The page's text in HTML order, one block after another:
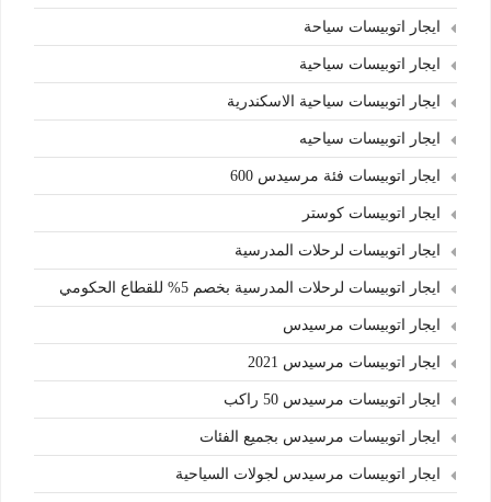
ايجار اتوبيسات سياحة
ايجار اتوبيسات سياحية
ايجار اتوبيسات سياحية الاسكندرية
ايجار اتوبيسات سياحيه
ايجار اتوبيسات فئة مرسيدس 600
ايجار اتوبيسات كوستر
ايجار اتوبيسات لرحلات المدرسية
ايجار اتوبيسات لرحلات المدرسية بخصم 5% للقطاع الحكومي
ايجار اتوبيسات مرسيدس
ايجار اتوبيسات مرسيدس 2021
ايجار اتوبيسات مرسيدس 50 راكب
ايجار اتوبيسات مرسيدس بجميع الفئات
ايجار اتوبيسات مرسيدس لجولات السياحية